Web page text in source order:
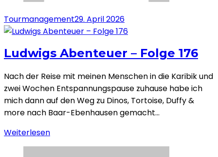
Tourmanagement29. April 2026
Ludwigs Abenteuer – Folge 176
Nach der Reise mit meinen Menschen in die Karibik und
zwei Wochen Entspannungspause zuhause habe ich
mich dann auf den Weg zu Dinos, Tortoise, Duffy &
more nach Baar-Ebenhausen gemacht…
Weiterlesen